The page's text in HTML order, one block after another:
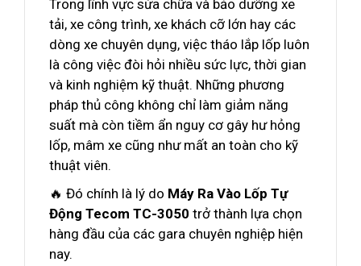
Trong lĩnh vực sửa chữa và bảo dưỡng xe
tải, xe công trình, xe khách cỡ lớn hay các
dòng xe chuyên dụng, việc tháo lắp lốp luôn
là công việc đòi hỏi nhiều sức lực, thời gian
và kinh nghiệm kỹ thuật. Những phương
pháp thủ công không chỉ làm giảm năng
suất mà còn tiềm ẩn nguy cơ gây hư hỏng
lốp, mâm xe cũng như mất an toàn cho kỹ
thuật viên.
🔥 Đó chính là lý do Máy Ra Vào Lốp Tự
Động Tecom TC-3050 trở thành lựa chọn
hàng đầu của các gara chuyên nghiệp hiện
nay.